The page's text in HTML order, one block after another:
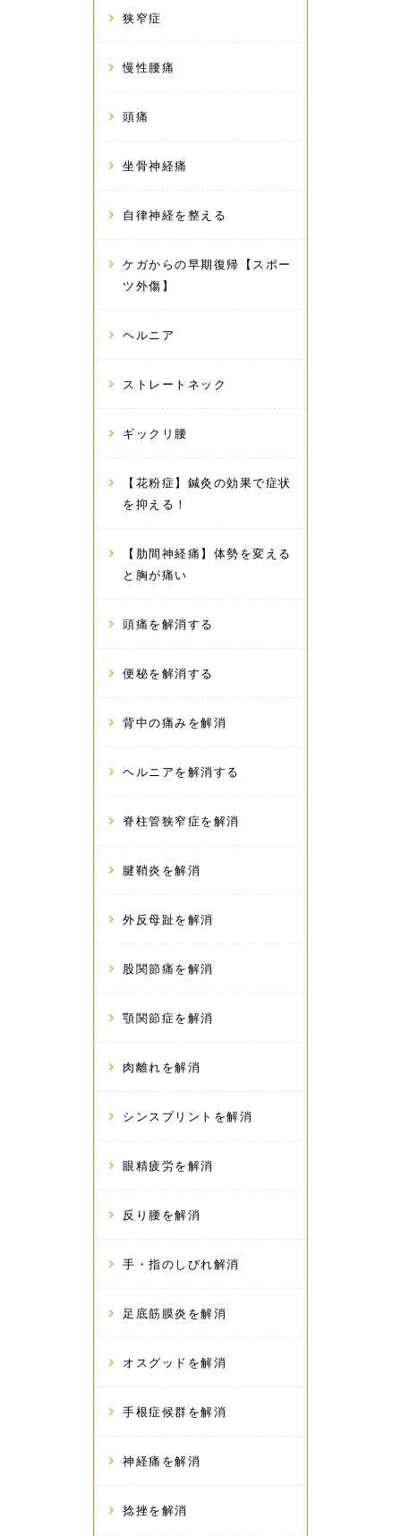
狭窄症
慢性腰痛
頭痛
坐骨神経痛
自律神経を整える
ケガからの早期復帰【スポー
ツ外傷】
ヘルニア
ストレートネック
ギックリ腰
【花粉症】鍼灸の効果で症状
を抑える！
【肋間神経痛】体勢を変える
と胸が痛い
頭痛を解消する
便秘を解消する
背中の痛みを解消
ヘルニアを解消する
脊柱管狭窄症を解消
腱鞘炎を解消
外反母趾を解消
股関節痛を解消
顎関節症を解消
肉離れを解消
シンスプリントを解消
眼精疲労を解消
反り腰を解消
手・指のしびれ解消
足底筋膜炎を解消
オスグッドを解消
手根症候群を解消
神経痛を解消
捻挫を解消